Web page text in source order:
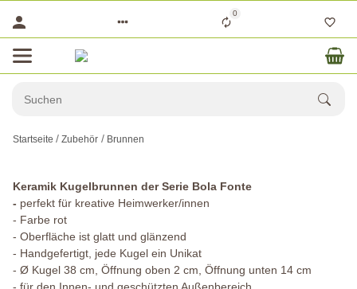
0
Startseite Zubehör Brunnen
Keramik Kugelbrunnen der Serie Bola Fonte
- perfekt für kreative Heimwerker/innen
- Farbe rot
- Oberfläche ist glatt und glänzend
- Handgefertigt, jede Kugel ein Unikat
- Ø Kugel 38 cm, Öffnung oben 2 cm, Öffnung unten 14 cm